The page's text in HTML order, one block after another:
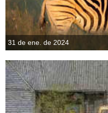
31 de ene. de 2024